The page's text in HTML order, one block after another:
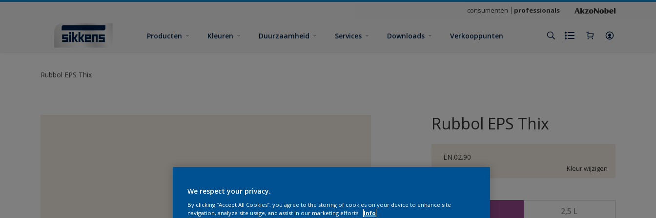
consumenten professionals
Producten Kleuren Duurzaamheid Services Downloads Verkooppunten
Rubbol EPS Thix
Rubbol EPS Thix
EN.02.90
Kleur wijzigen
2,5 L
We respect your privacy.
By clicking “Accept All Cookies”, you agree to the storing of cookies on your device to enhance site
navigation, analyze site usage, and assist in our marketing efforts.
Info